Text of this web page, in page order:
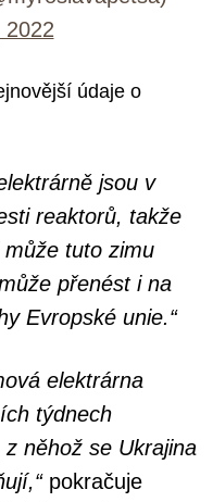
2022
údaje o
jsou v
reaktorů, takže
tuto zimu
přenést i na
Evropské unie.“
elektrárna
týdnech
něhož se Ukrajina
pokračuje